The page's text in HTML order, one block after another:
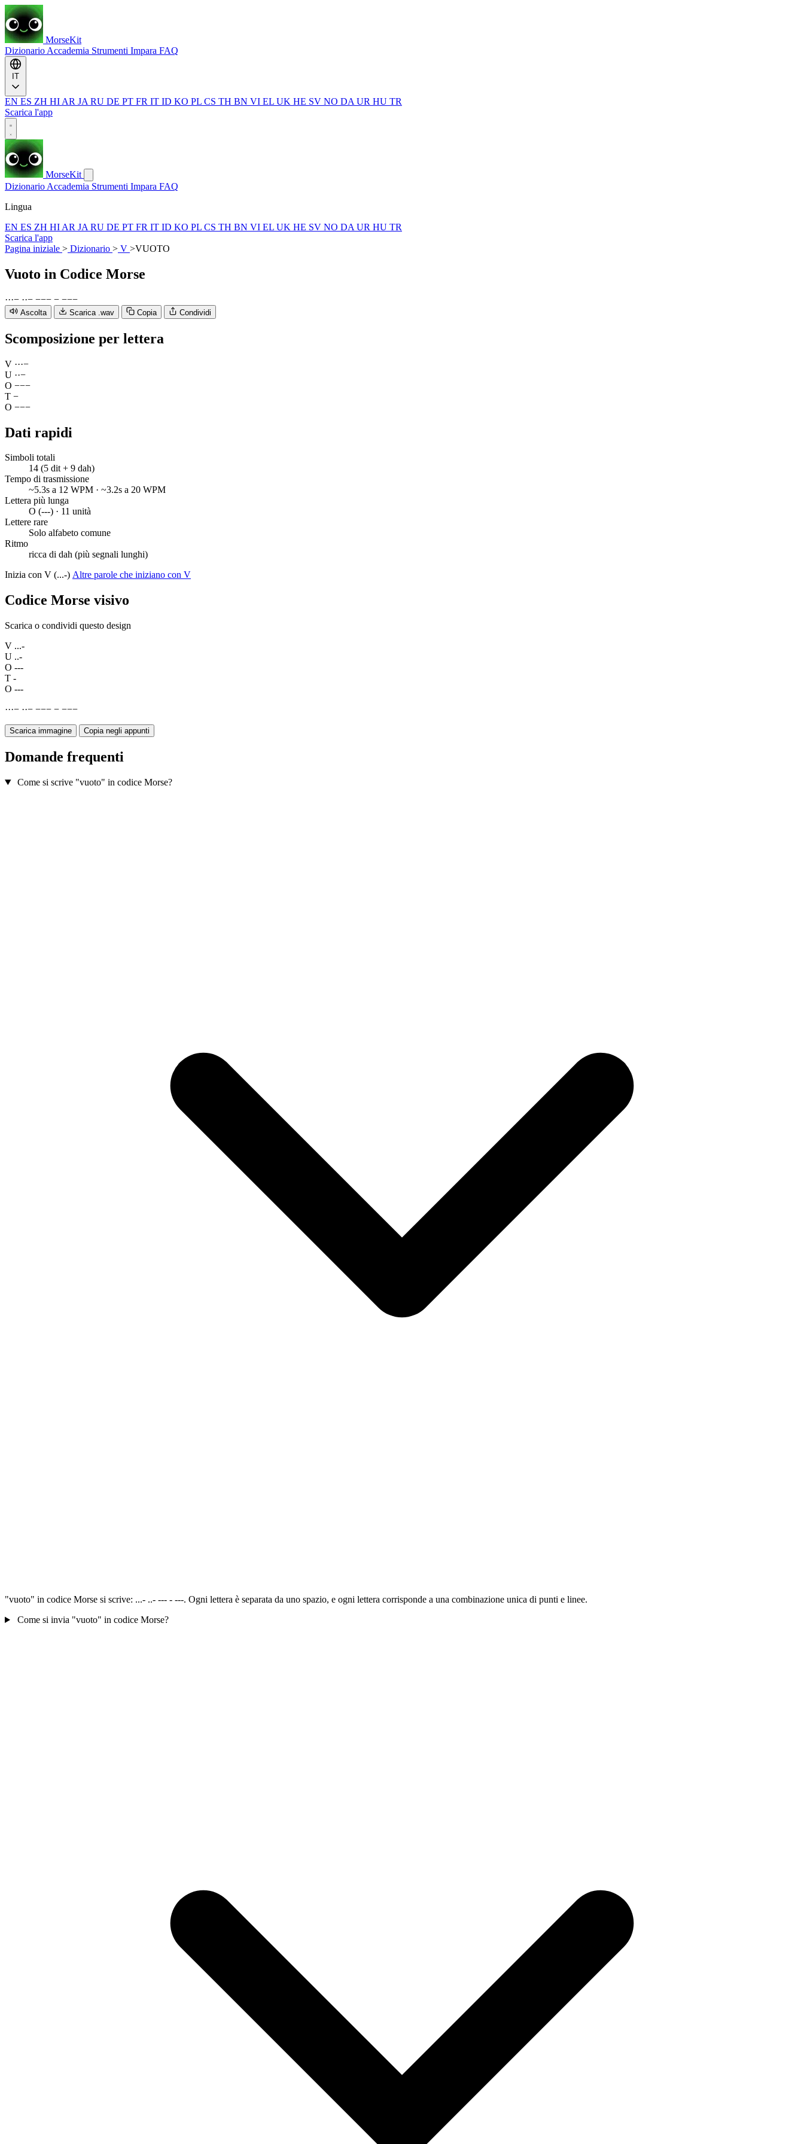
MorseKit
Dizionario Accademia Strumenti Impara FAQ
EN ES ZH HI AR JA RU DE PT FR IT ID KO PL CS TH BN VI EL UK HE SV NO DA UR HU TR
Scarica l'app
MorseKit
Dizionario Accademia Strumenti Impara FAQ
Lingua
EN ES ZH HI AR JA RU DE PT FR IT ID KO PL CS TH BN VI EL UK HE SV NO DA UR HU TR
Scarica l'app
Pagina iniziale > Dizionario > V >VUOTO
Vuoto in Codice Morse
···− ··− −−− − −−−
Ascolta Scarica .wav Copia Condividi
Scomposizione per lettera
V ···−
U ··−
O −−−
T −
O −−−
Dati rapidi
Simboli totali
14 (5 dit + 9 dah)
Tempo di trasmissione
~5.3s a 12 WPM · ~3.2s a 20 WPM
Lettera più lunga
O (---) · 11 unità
Lettere rare
Solo alfabeto comune
Ritmo
ricca di dah (più segnali lunghi)
Inizia con V (...-) Altre parole che iniziano con V
Codice Morse visivo
Scarica o condividi questo design
V ...-
U ..-
O ---
T -
O ---
···− ··− −−− − −−−
Scarica immagine Copia negli appunti
Domande frequenti
Come si scrive "vuoto" in codice Morse?
"vuoto" in codice Morse si scrive: ...- ..- --- - ---. Ogni lettera è separata da uno spazio, e ogni lettera corrisponde a una combinazione unica di punti e linee.
Come si invia "vuoto" in codice Morse?